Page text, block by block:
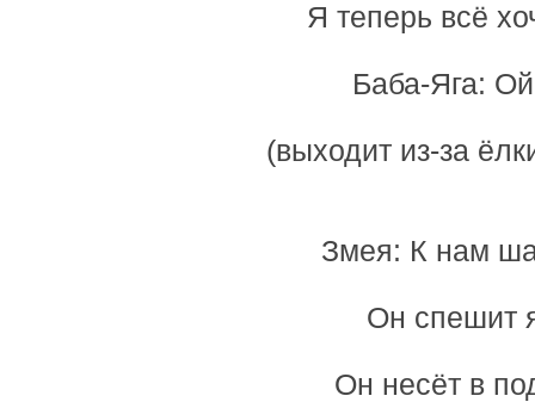
Я теперь всё
Баба-Яга:
(выходит из-за
Змея: К нам
Он спешит
Он несёт в